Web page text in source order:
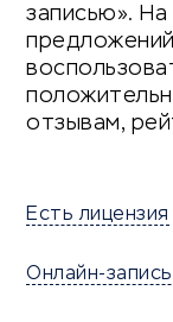
записью».
отзывам,
Есть лицензия
Онлайн-